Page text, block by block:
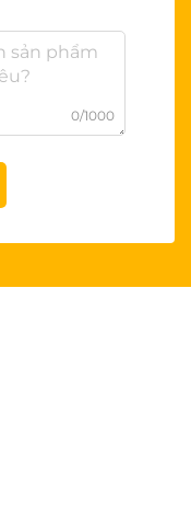
0/1000